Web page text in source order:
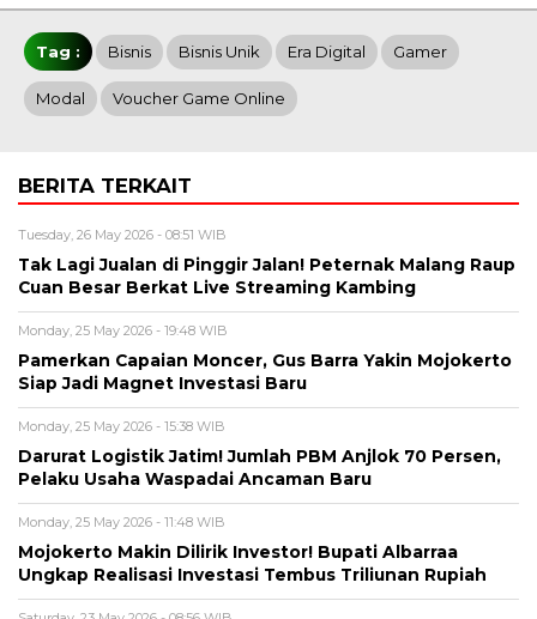
Tag : Bisnis Bisnis Unik Era Digital Gamer
Modal Voucher Game Online
BERITA TERKAIT
Tuesday, 26 May 2026 - 08:51 WIB
Tak Lagi Jualan di Pinggir Jalan! Peternak Malang Raup
Cuan Besar Berkat Live Streaming Kambing
Monday, 25 May 2026 - 19:48 WIB
Pamerkan Capaian Moncer, Gus Barra Yakin Mojokerto
Siap Jadi Magnet Investasi Baru
Monday, 25 May 2026 - 15:38 WIB
Darurat Logistik Jatim! Jumlah PBM Anjlok 70 Persen,
Pelaku Usaha Waspadai Ancaman Baru
Monday, 25 May 2026 - 11:48 WIB
Mojokerto Makin Dilirik Investor! Bupati Albarraa
Ungkap Realisasi Investasi Tembus Triliunan Rupiah